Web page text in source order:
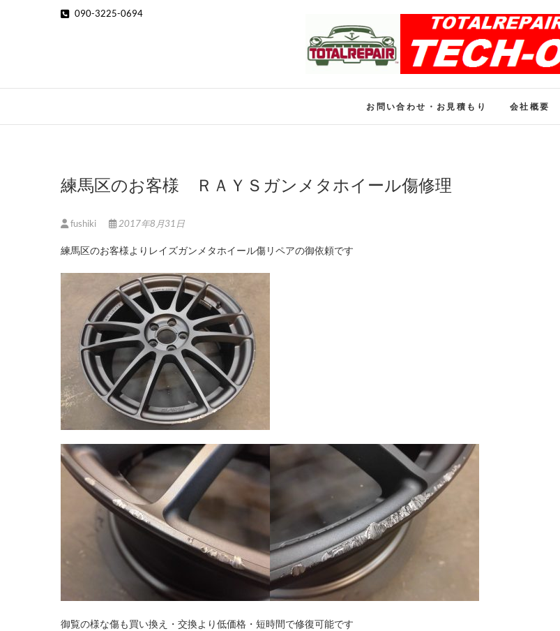
090-3225-0694
ホイール修理のト
お問い合わせ・お見積もり 会社概要
練馬区のお客様 ＲＡＹＳガンメタホイール傷修理
fushiki 2017年8月31日
練馬区のお客様よりレイズガンメタホイール傷リペアの御依頼です
御覧の様な傷も買い換え・交換より低価格・短時間で修復可能です